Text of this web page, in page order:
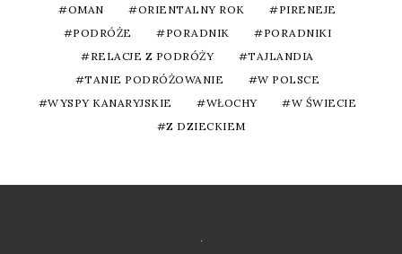
OMAN
ORIENTALNY ROK
PIRENEJE
PODRÓŻE
PORADNIK
PORADNIKI
RELACJE Z PODRÓŻY
TAJLANDIA
TANIE PODRÓŻOWANIE
W POLSCE
WYSPY KANARYJSKIE
WŁOCHY
W ŚWIECIE
Z DZIECKIEM